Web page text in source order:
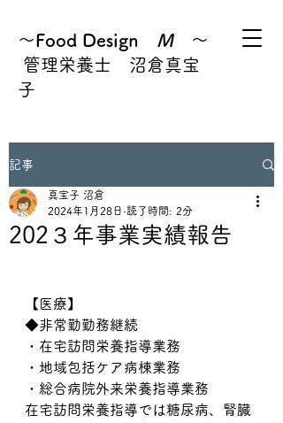
～Food Design M
～
管理栄養士 沼倉真宝
子
記事
202３年事業実績報告
真宝子 沼倉
2024年1月28日 読了時間: 2分
【医療】
◆非常勤勤務継続
・在宅訪問栄養指導業務
・地域包括ケア病棟業務
・総合病院外来栄養指導業務
在宅訪問栄養指導では糖尿病、腎臓